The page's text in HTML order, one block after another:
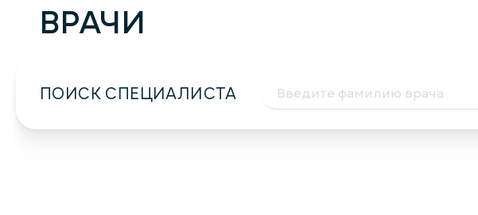
ВРАЧИ
ПОИСК СПЕЦИАЛИСТА